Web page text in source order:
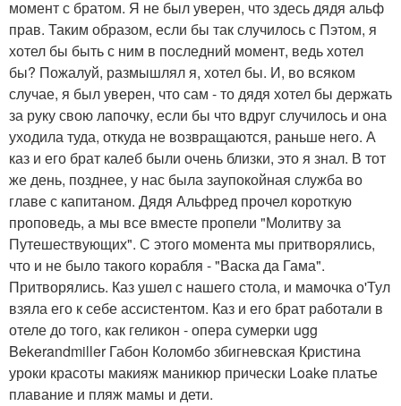
момент с братом. Я не был уверен, что здесь дядя альф
прав. Таким образом, если бы так случилось с Пэтом, я
хотел бы быть с ним в последний момент, ведь хотел
бы? Пожалуй, размышлял я, хотел бы. И, во всяком
случае, я был уверен, что сам - то дядя хотел бы держать
за руку свою лапочку, если бы что вдруг случилось и она
уходила туда, откуда не возвращаются, раньше него. А
каз и его брат калеб были очень близки, это я знал. В тот
же день, позднее, у нас была заупокойная служба во
главе с капитаном. Дядя Альфред прочел короткую
проповедь, а мы все вместе пропели "Молитву за
Путешествующих". С этого момента мы притворялись,
что и не было такого корабля - "Васка да Гама".
Притворялись. Каз ушел с нашего стола, и мамочка о'Тул
взяла его к себе ассистентом. Каз и его брат работали в
отеле до того, как геликон - опера сумерки ugg
Bekerandmiller Габон Коломбо збигневская Кристина
уроки красоты макияж маникюр прически Loake платье
плавание и пляж мамы и дети.